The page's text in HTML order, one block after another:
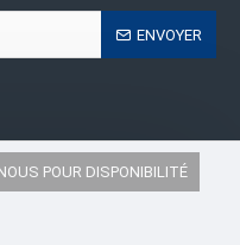
POUR DISPONIBILITÉ
ENVOYER
,Tous les droits sont réservés